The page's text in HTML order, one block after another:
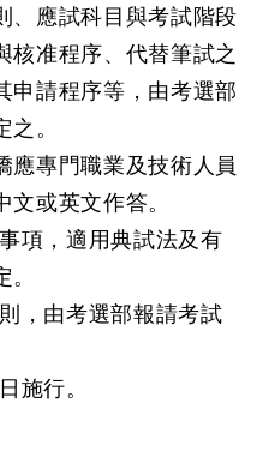
、應試科目與考試階段
核准程序、代替筆試之
申請程序等，由考選部
。
應專門職業及技術人員
文或英文作答。
項，適用典試法及有
，由考選部報請考試
施行。